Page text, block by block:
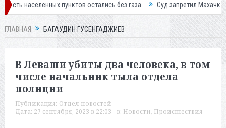
пунктов остались без газа Суд запретил Махачкалинскому
ГЛАВНАЯ БАГАУДИН ГУСЕНГАДЖИЕВ
В Леваши убиты два человека, в том
числе начальник тыла отдела
полиции
Публикация: Отдел новостей
Дата: 27 сентября, 2023 в 22:03 в: Новости, Происшествия